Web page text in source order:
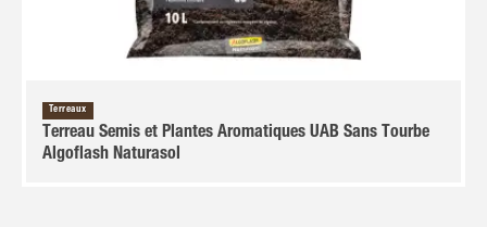
Terreaux
Terreau Semis et Plantes Aromatiques UAB Sans Tourbe
Algoflash Naturasol